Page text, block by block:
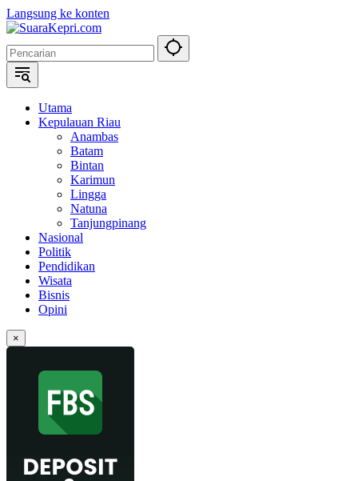
Langsung ke konten
Utama
Kepulauan Riau
Anambas
Batam
Bintan
Karimun
Lingga
Natuna
Tanjungpinang
Nasional
Politik
Pendidikan
Wisata
Bisnis
Opini
×